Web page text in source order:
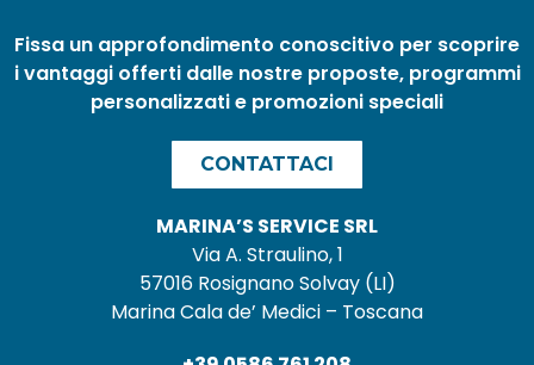
Fissa un approfondimento conoscitivo per scoprire
i vantaggi offerti dalle nostre proposte, programmi
personalizzati e promozioni speciali
CONTATTACI
MARINA’S SERVICE SRL
Via A. Straulino, 1
57016 Rosignano Solvay (LI)
Marina Cala de’ Medici – Toscana